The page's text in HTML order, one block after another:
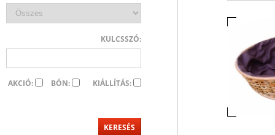
KULCSSZÓ:
AKCIÓ: BÓN: KIÁLLÍTÁS: